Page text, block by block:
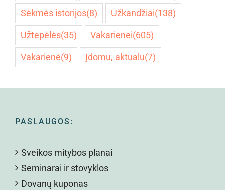
Sėkmės istorijos(8) Užkandžiai(138)
Užtepėlės(35) Vakarienei(605)
Vakarienė(9) Įdomu, aktualu(7)
PASLAUGOS:
Sveikos mitybos planai
Seminarai ir stovyklos
Dovanų kuponas